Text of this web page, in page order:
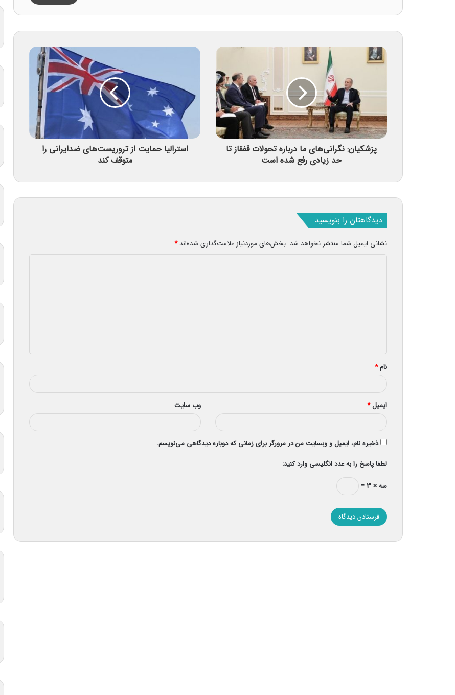
پزشکیان: نگرانی‌های ما درباره تحولات قفقاز تا
حد زیادی رفع شده است
استرالیا حمایت از تروریست‌های ضدایرانی را
متوقف کند
دیدگاهتان را بنویسید
نشانی ایمیل شما منتشر نخواهد شد. بخش‌های موردنیاز علامت‌گذاری شده‌اند*
*
نام*
ایمیل* وب‌ سایت
ذخیره نام، ایمیل و وبسایت من در مرورگر برای زمانی که دوباره دیدگاهی می‌نویسم.
لطفا پاسخ را به عدد انگلیسی وارد کنید:
سه × ۳ =